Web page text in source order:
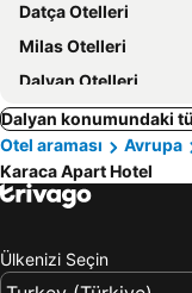
Datça Otelleri
Milas Otelleri
Dalyan Otelleri
Dalyan konumundaki
Otel araması
Avrupa
Karaca Apart Hotel
Ülkenizi Seçin